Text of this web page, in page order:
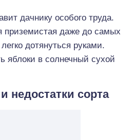
дачнику особого труда.
приземистая даже до самых
дотянуться руками.
яблоки в солнечный сухой
недостатки сорта